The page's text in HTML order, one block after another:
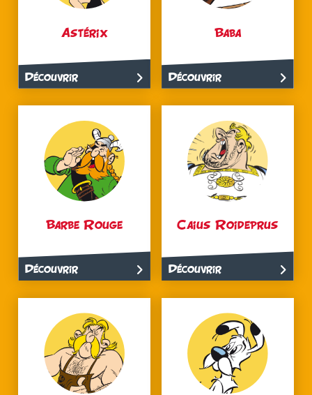
Astérix
Découvrir
Baba
Découvrir
Barbe Rouge
Découvrir
Caius Roideprus
Découvrir